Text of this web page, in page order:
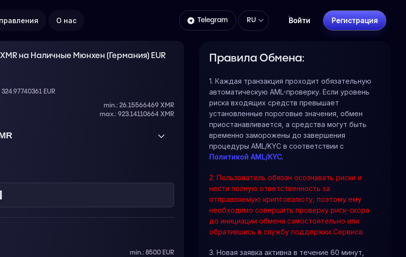
О нас Telegram RU Войти Регистрация
на Наличные Мюнхен (Германия) EUR
324.97740361 EUR
min.: 26.15566469 XMR
max.: 923.14110664 XMR
min.: 8500 EUR
Правила Обмена:
1. Каждая транзакция проходит обязательную
автоматическую AML-проверку. Если уровень
риска входящих средств превышает
установленные пороговые значения, обмен
приостанавливается, а средства могут быть
временно заморожены до завершения
процедуры AML/KYC в соответствии с
Политикой AML/KYC.
2. Пользователь обязан осознавать риски и
нести полную ответственность за
отправляемую криптовалюту, поэтому ему
необходимо совершить проверку риск-скора
до инициации обмена самостоятельно или
обратившись в службу поддержки Сервиса.
3. Новая заявка активна в течение 60 минут,